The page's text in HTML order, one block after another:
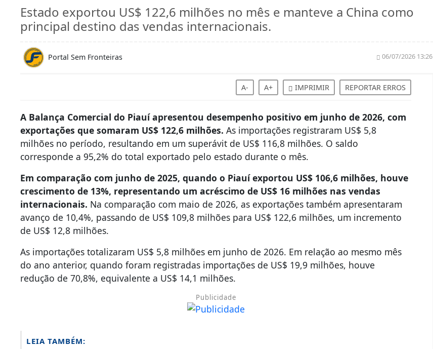
Estado exportou US$ 122,6 milhões no mês e manteve a China como
principal destino das vendas internacionais.
Portal Sem Fronteiras 06/07/2026 13:26
A- A+ IMPRIMIR REPORTAR ERROS
A Balança Comercial do Piauí apresentou desempenho positivo em junho de 2026, com
exportações que somaram US$ 122,6 milhões.As importações registraram US$ 5,8
milhões no período, resultando em um superávit de US$ 116,8 milhões. O saldo
corresponde a 95,2% do total exportado pelo estado durante o mês.
Em comparação com junho de 2025, quando o Piauí exportou US$ 106,6 milhões, houve
crescimento de 13%, representando um acréscimo de US$ 16 milhões nas vendas
internacionais. Na comparação com maio de 2026, as exportações também apresentaram
avanço de 10,4%, passando de US$ 109,8 milhões para US$ 122,6 milhões, um incremento
de US$ 12,8 milhões.
As importações totalizaram US$ 5,8 milhões em junho de 2026. Em relação ao mesmo mês
do ano anterior, quando foram registradas importações de US$ 19,9 milhões, houve
redução de 70,8%, equivalente a US$ 14,1 milhões.
Publicidade
LEIA TAMBÉM: